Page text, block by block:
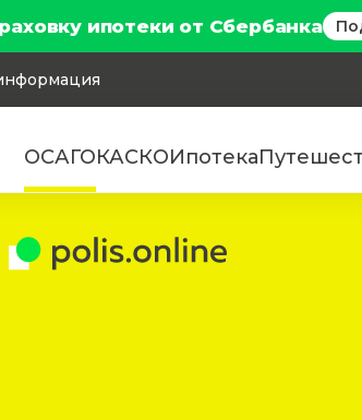
ипотеки от Сбербанка
ОСАГОКАСКОИпотека